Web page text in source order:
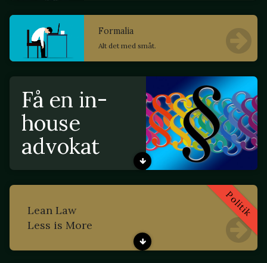
Formalia
Alt det med småt.
Få en in-
house
advokat
Politik
Lean Law
Less is More